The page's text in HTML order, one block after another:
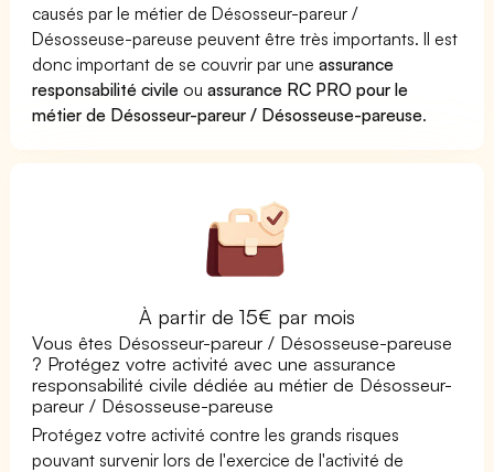
causés par le métier de Désosseur-pareur /
Désosseuse-pareuse peuvent être très importants. Il est
donc important de se couvrir par uneassurance
responsabilité civile ouassurance RC PRO pour le
métier de Désosseur-pareur / Désosseuse-pareuse.
À partir de 15€ par mois
Vous êtes Désosseur-pareur / Désosseuse-pareuse
? Protégez votre activité avec une assurance
responsabilité civile dédiée au métier de Désosseur-
pareur / Désosseuse-pareuse
Protégez votre activité contre les grands risques
pouvant survenir lors de l'exercice de l'activité de